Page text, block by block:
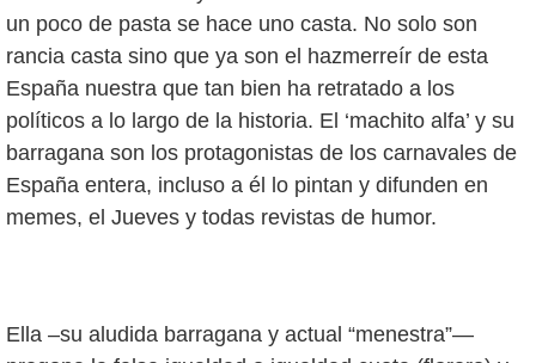
un poco de pasta se hace uno casta. No solo son
rancia casta sino que ya son el hazmerreír de esta
España nuestra que tan bien ha retratado a los
políticos a lo largo de la historia. El ‘machito alfa’ y su
barragana son los protagonistas de los carnavales de
España entera, incluso a él lo pintan y difunden en
memes, el Jueves y todas revistas de humor.
Ella –su aludida barragana y actual “menestra”—